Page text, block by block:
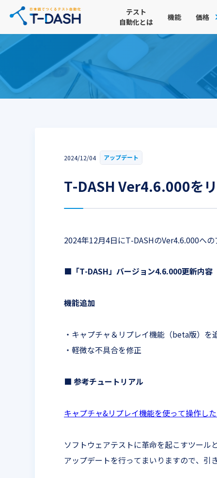
テスト
自動化とは
機能 価格
2024/12/04 アップデート
T-DASH Ver4.6.000を
2024年12月4日にT-DASHのVer4.6.000へ
■「T-DASH」バージョン4.6.000更新内容
機能追加
・キャプチャ＆リプレイ機能（beta版）を
・軽微な不具合を修正
■ 参考チュートリアル
キャプチャ&リプレイ機能を使って操作し
ソフトウェアテストに革命を起こすツー
アップデートを行ってまいりますので、引